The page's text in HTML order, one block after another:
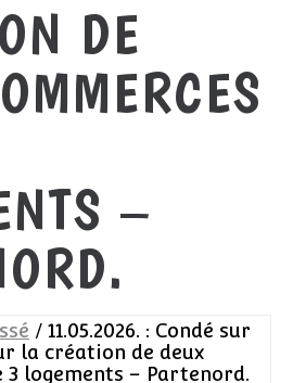
DE
–
11.05.2026. : Condé sur
la création de deux
3 logements – Partenord.